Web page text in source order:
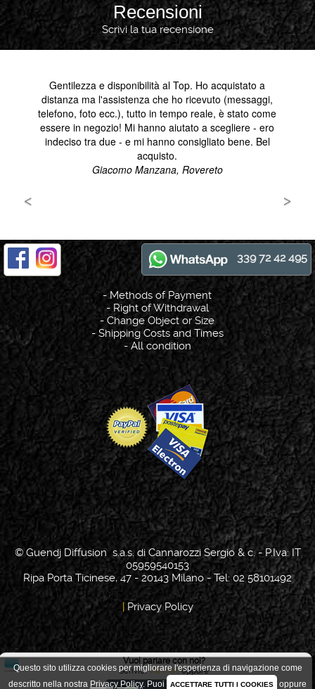
Questo sito utilizza cookies per migliorare l'esperienza di navigazione come
descritto nella nostra Privacy Policy. Puoi ACCETTARE TUTTI I COOKIES oppure
Vuoi parlare con noi?
Scrivicivia mailoppure
Recensioni
Scrivi la tua recensione
339 72 42 495
-Methods of Payment
-Right of Withdrawal
-Change Object or Size
-Shipping Costs and Times
- All condition
© Guendj Diffusion s.a.s. di Cannarozzi Sergio & c. - P.Iva: IT
05959540153
Ripa Porta Ticinese, 47 - 20143 Milano - Tel: 02 58101492
| Privacy Policy
Scelta Cookie